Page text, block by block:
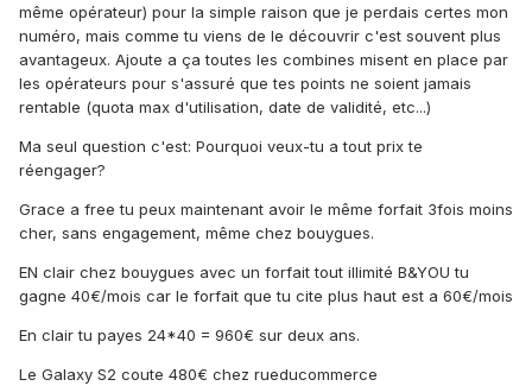
même opérateur) pour la simple raison que je perdais certes mon
numéro, mais comme tu viens de le découvrir c'est souvent plus
avantageux. Ajoute a ça toutes les combines misent en place par
les opérateurs pour s'assuré que tes points ne soient jamais
rentable (quota max d'utilisation, date de validité, etc...)
Ma seul question c'est: Pourquoi veux-tu a tout prix te
réengager?
Grace a free tu peux maintenant avoir le même forfait 3fois moins
cher, sans engagement, même chez bouygues.
EN clair chez bouygues avec un forfait tout illimité B&YOU tu
gagne 40€/mois car le forfait que tu cite plus haut est a 60€/mois
En clair tu payes 24*40 = 960€ sur deux ans.
Le Galaxy S2 coute 480€ chez rueducommerce